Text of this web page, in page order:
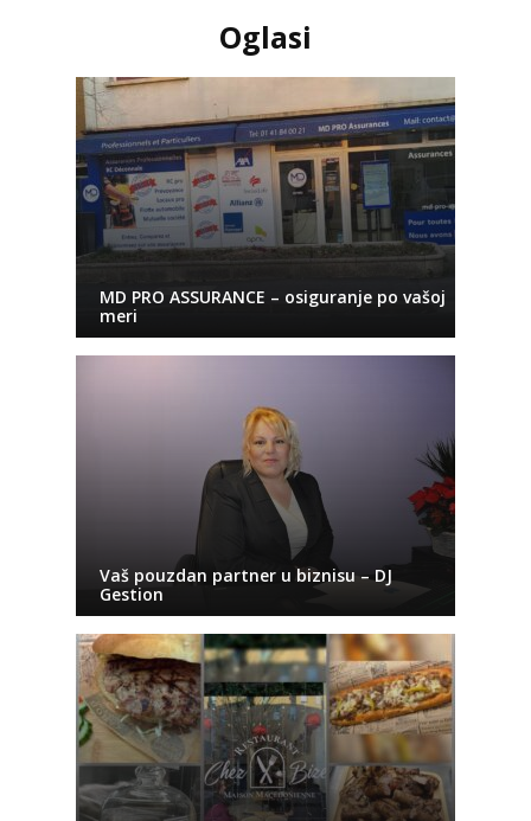
Oglasi
MD PRO ASSURANCE – osiguranje po vašoj
meri
Vaš pouzdan partner u biznisu – DJ
Gestion